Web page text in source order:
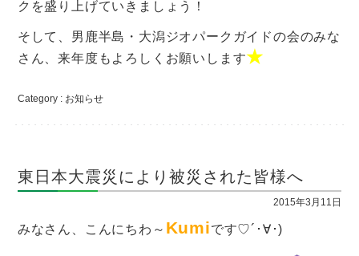
クを盛り上げていきましょう！
そして、男鹿半島・大潟ジオパークガイドの会のみな
さん、来年度もよろしくお願いします★
Category : お知らせ
東日本大震災により被災された皆様へ
2015年3月11日
みなさん、こんにちわ～ Kumiです♡´･∀･)